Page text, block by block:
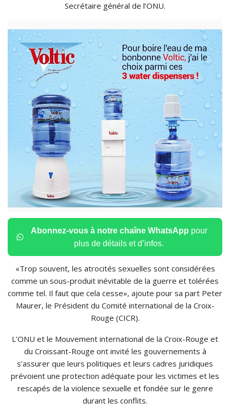
Secrétaire général de l’ONU.
Abonnez-vous à notre chaîne WhatsApp pour
plus de détails et d’infos.
«Trop souvent, les atrocités sexuelles sont considérées
comme un sous-produit inévitable de la guerre et tolérées
comme tel. Il faut que cela cesse», ajoute pour sa part Peter
Maurer, le Président du Comité international de la Croix-
Rouge (CICR).
L’ONU et le Mouvement international de la Croix-Rouge et
du Croissant-Rouge ont invité les gouvernements à
s’assurer que leurs politiques et leurs cadres juridiques
prévoient une protection adéquate pour les victimes et les
rescapés de la violence sexuelle et fondée sur le genre
durant les conflits.